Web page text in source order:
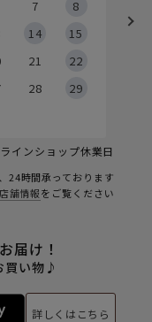
7
8
14
15
21
22
28
29
インショップ休業日
24時間承っております
店舗情報をご覧ください
届け！
買い物♪
詳しくはこちら